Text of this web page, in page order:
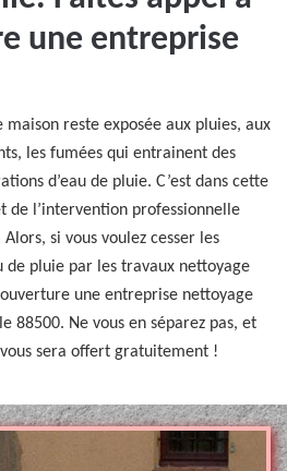
une entreprise
maison reste exposée aux pluies, aux
les fumées qui entrainent des
d’eau de pluie. C’est dans cette
de l’intervention professionnelle
si vous voulez cesser les
de pluie par les travaux nettoyage
une entreprise nettoyage
88500. Ne vous en séparez pas, et
sera offert gratuitement !